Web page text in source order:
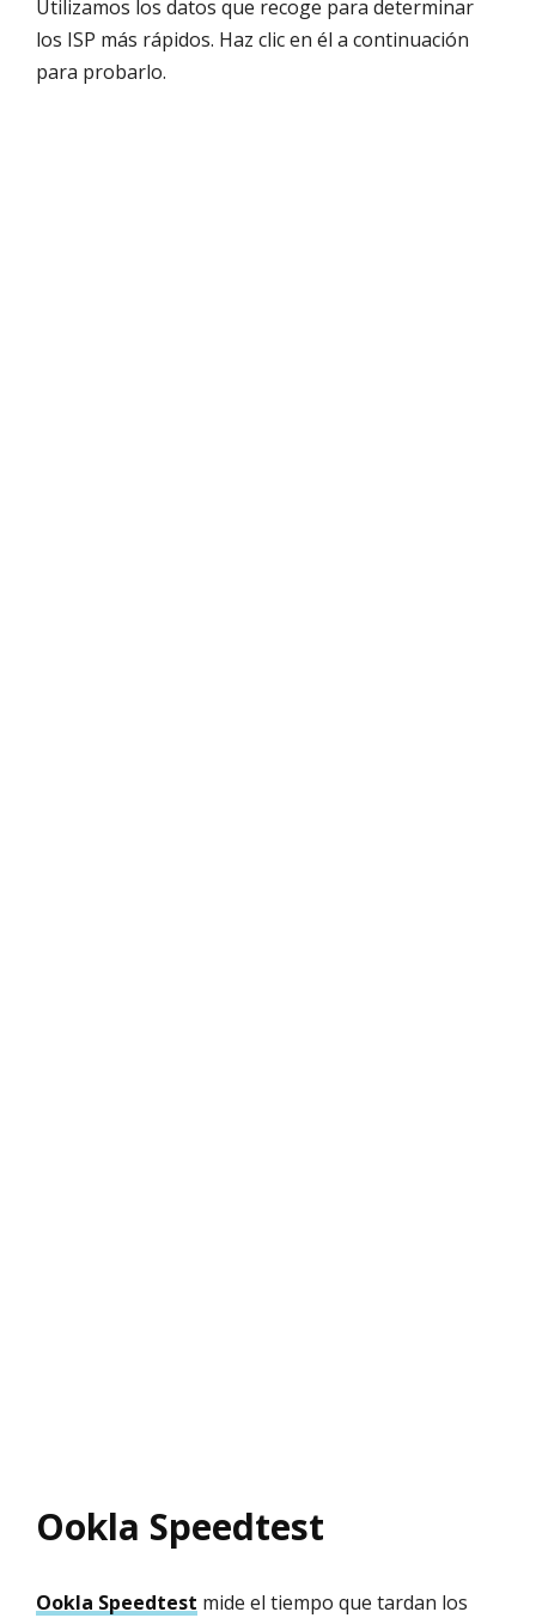
Utilizamos los datos que recoge para determinar
los ISP más rápidos. Haz clic en él a continuación
para probarlo.
Ookla Speedtest
Ookla Speedtest mide el tiempo que tardan los